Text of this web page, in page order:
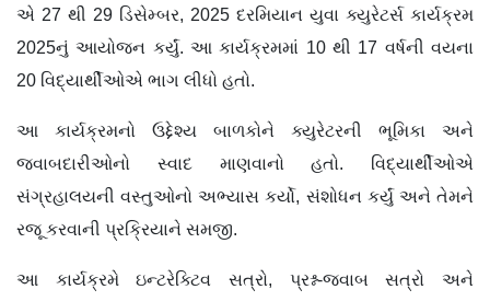
એ 27 થી 29 ડિસેમ્બર, 2025 દરમિયાન યુવા ક્યુરેટર્સ કાર્યક્રમ
2025નું આયોજન કર્યું. આ કાર્યક્રમમાં 10 થી 17 વર્ષની વયના
20 વિદ્યાર્થીઓએ ભાગ લીધો હતો.
આ કાર્યક્રમનો ઉદ્દેશ્ય બાળકોને ક્યુરેટરની ભૂમિકા અને
જવાબદારીઓનો સ્વાદ માણવાનો હતો. વિદ્યાર્થીઓએ
સંગ્રહાલયની વસ્તુઓનો અભ્યાસ કર્યો, સંશોધન કર્યું અને તેમને
રજૂ કરવાની પ્રક્રિયાને સમજી.
આ કાર્યક્રમે ઇન્ટરેક્ટિવ સત્રો, પ્રશ્ન-જવાબ સત્રો અને